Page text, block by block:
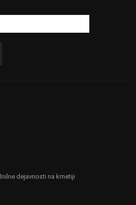
dejavnosti na kmetiji